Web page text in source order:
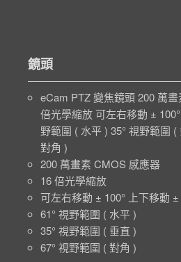
鏡頭
eCam PTZ 變焦鏡頭 200 萬
倍光學縮放 可左右移動 ±
野範圍 ( 水平 ) 35° 視野範圍
對角 )
200 萬畫素 CMOS 感應器
16 倍光學縮放
可左右移動 ± 100° 上下移動 ±
61° 視野範圍 ( 水平 )
35° 視野範圍 ( 垂直 )
67° 視野範圍 ( 對角 )